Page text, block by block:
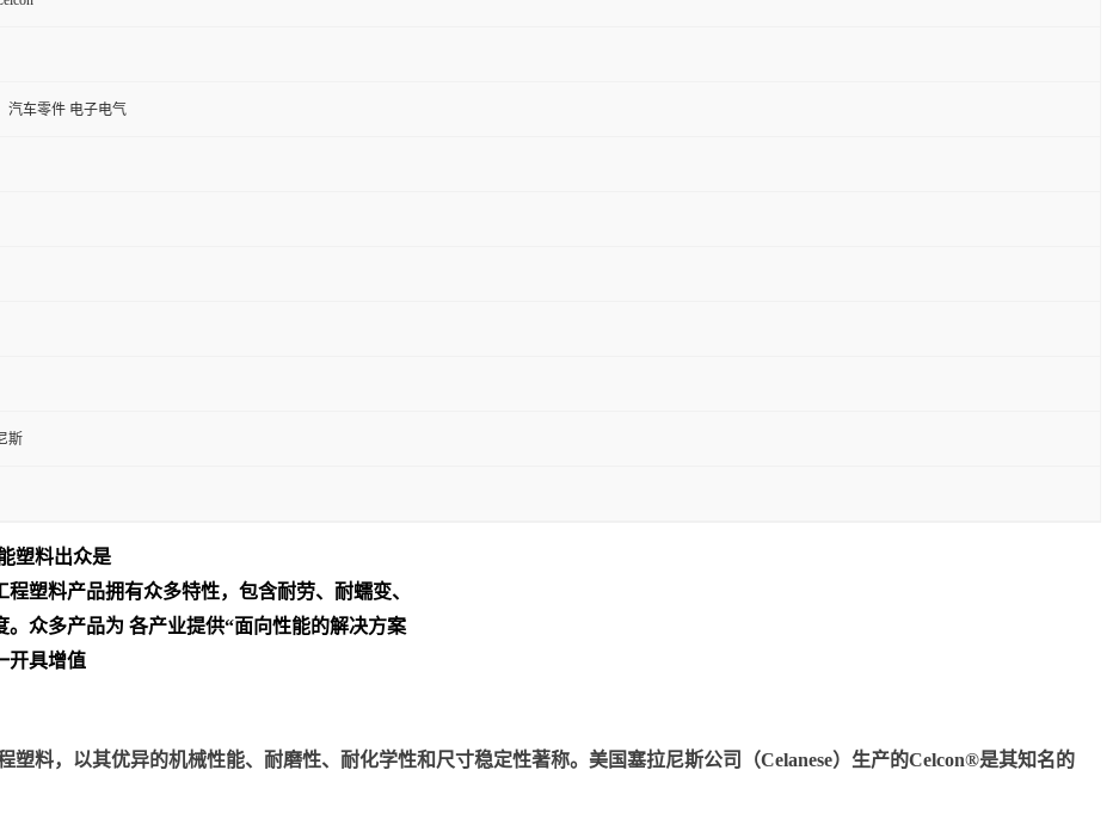
汽车零件 电子电气
斯
塑料出众是
塑料产品拥有众多特性，包含耐劳、耐蠕变、
众多产品为 各产业提供“面向性能的解决方案
开具增值
塑料，以其优异的机械性能、耐磨性、耐化学性和尺寸稳定性著称。美国塞拉尼斯公司（Celanese）生产的Celcon®是其知名的